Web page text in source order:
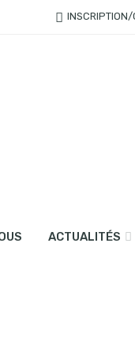
INSCRIPTION/
ACTUALITÉS